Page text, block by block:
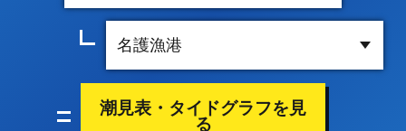
潮見表・タイドグラフを見
る